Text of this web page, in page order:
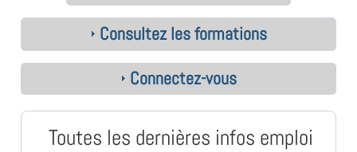
Consultez les formations
Connectez-vous
Toutes les dernières infos emploi